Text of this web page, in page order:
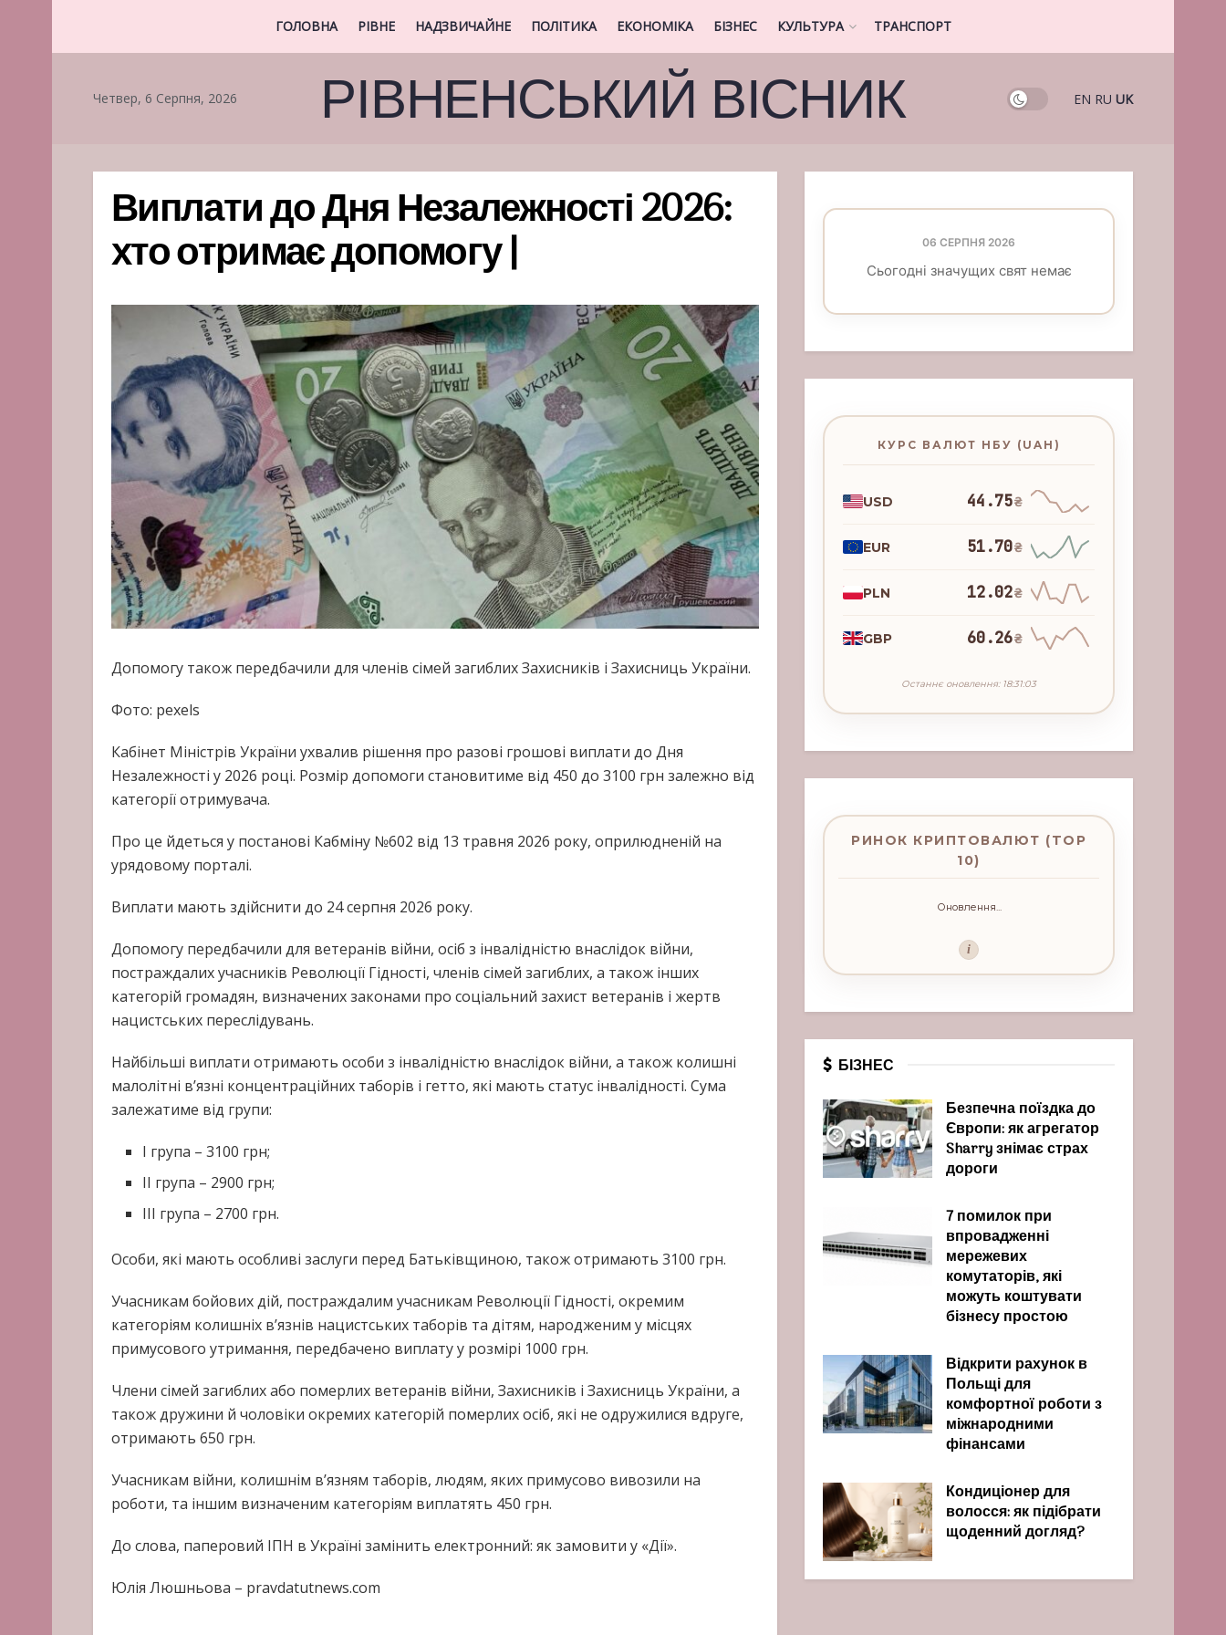
ГОЛОВНА РІВНЕ НАДЗВИЧАЙНЕ ПОЛІТИКА ЕКОНОМІКА БІЗНЕС КУЛЬТУРА ТРАНСПОРТ
Четвер, 6 Серпня, 2026 РІВНЕНСЬКИЙ ВІСНИК EN RU UK
Виплати до Дня Незалежності 2026:
хто отримає допомогу |
Допомогу також передбачили для членів сімей загиблих Захисників і Захисниць України.
Фото: pexels
Кабінет Міністрів України ухвалив рішення про разові грошові виплати до Дня
Незалежності у 2026 році. Розмір допомоги становитиме від 450 до 3100 грн залежно від
категорії отримувача.
Про це йдеться у постанові Кабміну №602 від 13 травня 2026 року, оприлюдненій на
урядовому порталі.
Виплати мають здійснити до 24 серпня 2026 року.
Допомогу передбачили для ветеранів війни, осіб з інвалідністю внаслідок війни,
постраждалих учасників Революції Гідності, членів сімей загиблих, а також інших
категорій громадян, визначених законами про соціальний захист ветеранів і жертв
нацистських переслідувань.
Найбільші виплати отримають особи з інвалідністю внаслідок війни, а також колишні
малолітні в’язні концентраційних таборів і гетто, які мають статус інвалідності. Сума
залежатиме від групи:
I група – 3100 грн;
II група – 2900 грн;
III група – 2700 грн.
Особи, які мають особливі заслуги перед Батьківщиною, також отримають 3100 грн.
Учасникам бойових дій, постраждалим учасникам Революції Гідності, окремим
категоріям колишніх в’язнів нацистських таборів та дітям, народженим у місцях
примусового утримання, передбачено виплату у розмірі 1000 грн.
Члени сімей загиблих або померлих ветеранів війни, Захисників і Захисниць України, а
також дружини й чоловіки окремих категорій померлих осіб, які не одружилися вдруге,
отримають 650 грн.
Учасникам війни, колишнім в’язням таборів, людям, яких примусово вивозили на
роботи, та іншим визначеним категоріям виплатять 450 грн.
До слова, паперовий ІПН в Україні замінить електронний: як замовити у «Дії».
Юлія Люшньова – pravdatutnews.com
06 СЕРПНЯ 2026
Сьогодні значущих свят немає
КУРС ВАЛЮТ НБУ (UAH)
USD 44.75₴
EUR 51.70₴
PLN 12.02₴
GBP 60.26₴
Останнє оновлення: 18:31:03
РИНОК КРИПТОВАЛЮТ (TOP
10)
Оновлення...
i
БІЗНЕС
Безпечна поїздка до
Європи: як агрегатор
Sharry знімає страх
дороги
7 помилок при
впровадженні
мережевих
комутаторів, які
можуть коштувати
бізнесу простою
Відкрити рахунок в
Польщі для
комфортної роботи з
міжнародними
фінансами
Кондиціонер для
волосся: як підібрати
щоденний догляд?